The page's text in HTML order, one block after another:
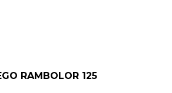
RAMBOLOR 125